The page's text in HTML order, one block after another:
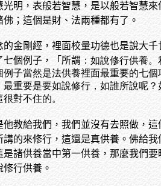
明，表般若智慧，是以般若智慧
；這個是財、法兩種都有了。
金剛經，裡面校量功德也是說大
個例子，「所謂 ：如說修行供養
子當然是法供養裡面最重要的七
重要是要如說修行，如誰所說呢
對不住的。
教給我們，我們並沒有去照做，
的來修行，這還是真供養。佛給
諸供養當中第一供養，那麼我們
行供養。